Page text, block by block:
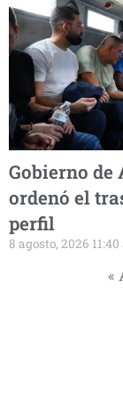
Gobierno de
ordenó el
perfil
8 agosto, 2026 11:40
«